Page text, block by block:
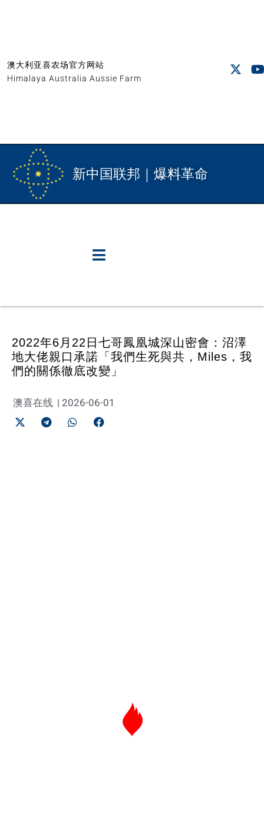
澳大利亚喜农场官方网站
Himalaya Australia Aussie Farm
新中国联邦｜爆料革命
2022年6月22日七哥鳳凰城深山密會：沼澤
地大佬親口承諾「我們生死與共，Miles，我
們的關係徹底改變」
澳喜在线 | 2026-06-01